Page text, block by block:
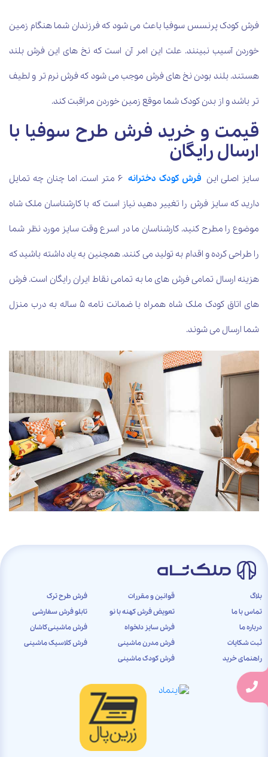
فرش کودک پرنسس سوفیا باعث می شود که فرزندان شما هنگام زمین
خوردن آسیب نبینند. علت این امر آن است که نخ های این فرش بلند
هستند. بلند بودن نخ های فرش موجب می شود که فرش نرم تر و لطیف
تر باشد و از بدن کودک شما موقع زمین خوردن مراقبت کند.
قیمت و خرید فرش طرح سوفیا با
ارسال رایگان
سایز اصلی این فرش کودک دخترانه 6 متر است. اما چنان چه تمایل
دارید که سایز فرش را تغییر دهید نیاز است که با کارشناسان ملک شاه
موضوع را مطرح کنید. کارشناسان ما در اسرع وقت سایز مورد نظر شما
را طراحی کرده و اقدام به تولید می کنند. همچنین به یاد داشته باشید که
هزینه ارسال تمامی فرش های ما به تمامی نقاط ایران رایگان است. فرش
های اتاق کودک ملک شاه همراه با ضمانت نامه 5 ساله به درب منزل
شما ارسال می شوند.
بلاگ
تماس با ما
درباره ما
ثبت شکایات
راهنمای خرید
قوانین و مقررات
تعویض فرش کهنه با نو
فرش سایز دلخواه
فرش مدرن ماشینی
فرش کودک ماشینی
فرش طرح ترک
تابلو فرش سفارشی
فرش ماشینی کاشان
فرش کلاسیک ماشینی